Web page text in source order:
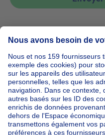
Accueil Belgique
Hal-Vilvorde
Acheter votre